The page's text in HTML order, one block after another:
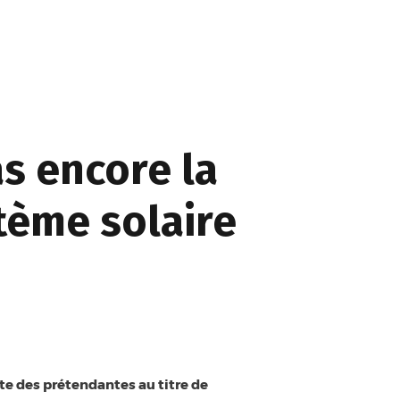
encore la
solaire
des prétendantes au titre de